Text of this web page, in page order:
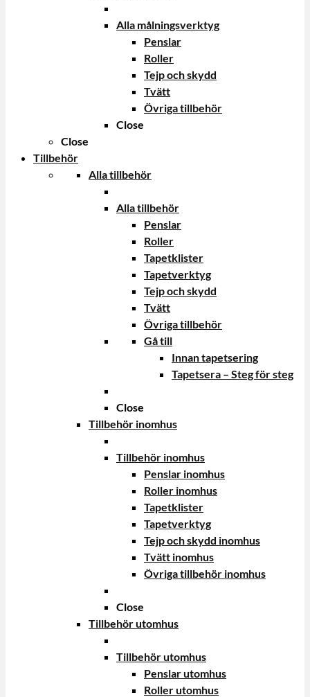
Alla målningsverktyg
Penslar
Roller
Tejp och skydd
Tvätt
Övriga tillbehör
Close
Close
Tillbehör
Alla tillbehör
Alla tillbehör
Penslar
Roller
Tapetklister
Tapetverktyg
Tejp och skydd
Tvätt
Övriga tillbehör
Gå till
Innan tapetsering
Tapetsera – Steg för steg
Close
Tillbehör inomhus
Tillbehör inomhus
Penslar inomhus
Roller inomhus
Tapetklister
Tapetverktyg
Tejp och skydd inomhus
Tvätt inomhus
Övriga tillbehör inomhus
Close
Tillbehör utomhus
Tillbehör utomhus
Penslar utomhus
Roller utomhus